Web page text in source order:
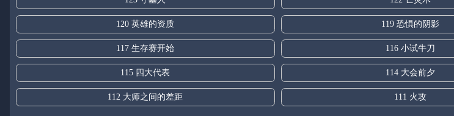
120 英雄的资质 119 恐惧的阴影
117 生存赛开始 116 小试牛刀
115 四大代表 114 大会前夕
112 大师之间的差距 111 火攻